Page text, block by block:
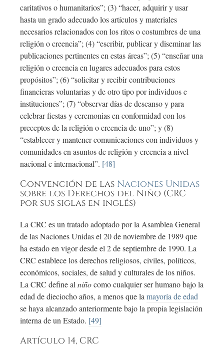
caritativos o humanitarios”; (3) “hacer, adquirir y usar
hasta un grado adecuado los artículos y materiales
necesarios relacionados con los ritos o costumbres de una
religión o creencia”; (4) “escribir, publicar y diseminar las
publicaciones pertinentes en estas áreas”; (5) “enseñar una
religión o creencia en lugares adecuados para estos
propósitos”; (6) “solicitar y recibir contribuciones
financieras voluntarias y de otro tipo por individuos e
instituciones”; (7) “observar días de descanso y para
celebrar fiestas y ceremonias en conformidad con los
preceptos de la religión o creencia de uno”; y (8)
“establecer y mantener comunicaciones con individuos y
comunidades en asuntos de religión y creencia a nivel
nacional e internacional”. [48]
Convención de las Naciones Unidas
sobre los Derechos del Niño (CRC
por sus siglas en inglés)
La CRC es un tratado adoptado por la Asamblea General
de las Naciones Unidas el 20 de noviembre de 1989 que
ha estado en vigor desde el 2 de septiembre de 1990. La
CRC establece los derechos religiosos, civiles, políticos,
económicos, sociales, de salud y culturales de los niños.
La CRC define al niñocomo cualquier ser humano bajo la
edad de dieciocho años, a menos que la mayoría de edad
se haya alcanzado anteriormente bajo la propia legislación
interna de un Estado. [49]
Artículo 14, CRC